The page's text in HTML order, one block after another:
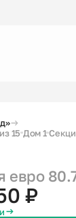
15 Дом 1
евро
₽